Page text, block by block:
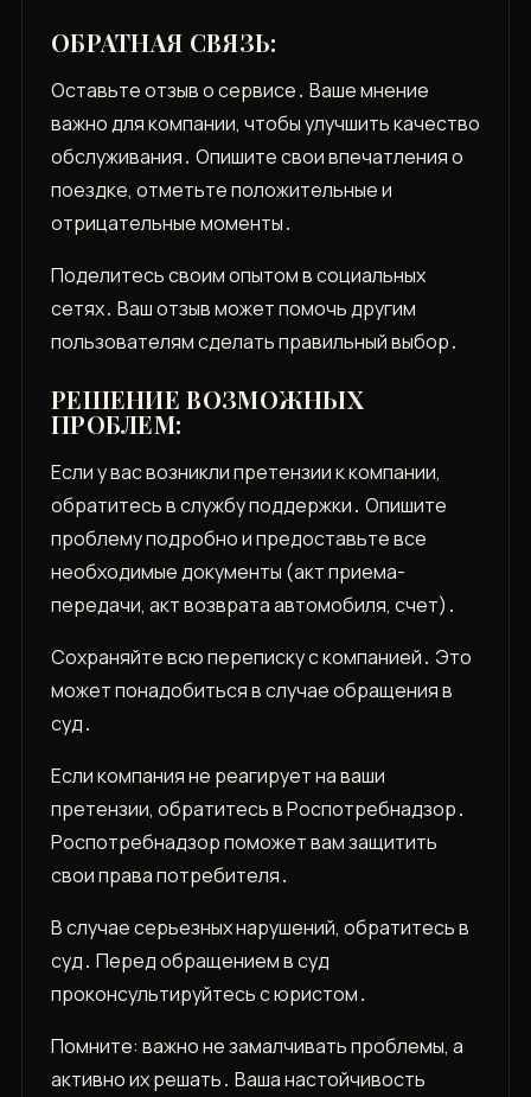
ОБРАТНАЯ СВЯЗЬ:
Оставьте отзыв о сервисе․ Ваше мнение
важно для компании, чтобы улучшить качество
обслуживания․ Опишите свои впечатления о
поездке, отметьте положительные и
отрицательные моменты․
Поделитесь своим опытом в социальных
сетях․ Ваш отзыв может помочь другим
пользователям сделать правильный выбор․
РЕШЕНИЕ ВОЗМОЖНЫХ
ПРОБЛЕМ:
Если у вас возникли претензии к компании,
обратитесь в службу поддержки․ Опишите
проблему подробно и предоставьте все
необходимые документы (акт приема-
передачи, акт возврата автомобиля, счет)․
Сохраняйте всю переписку с компанией․ Это
может понадобиться в случае обращения в
суд․
Если компания не реагирует на ваши
претензии, обратитесь в Роспотребнадзор․
Роспотребнадзор поможет вам защитить
свои права потребителя․
В случае серьезных нарушений, обратитесь в
суд․ Перед обращением в суд
проконсультируйтесь с юристом․
Помните: важно не замалчивать проблемы, а
активно их решать․ Ваша настойчивость